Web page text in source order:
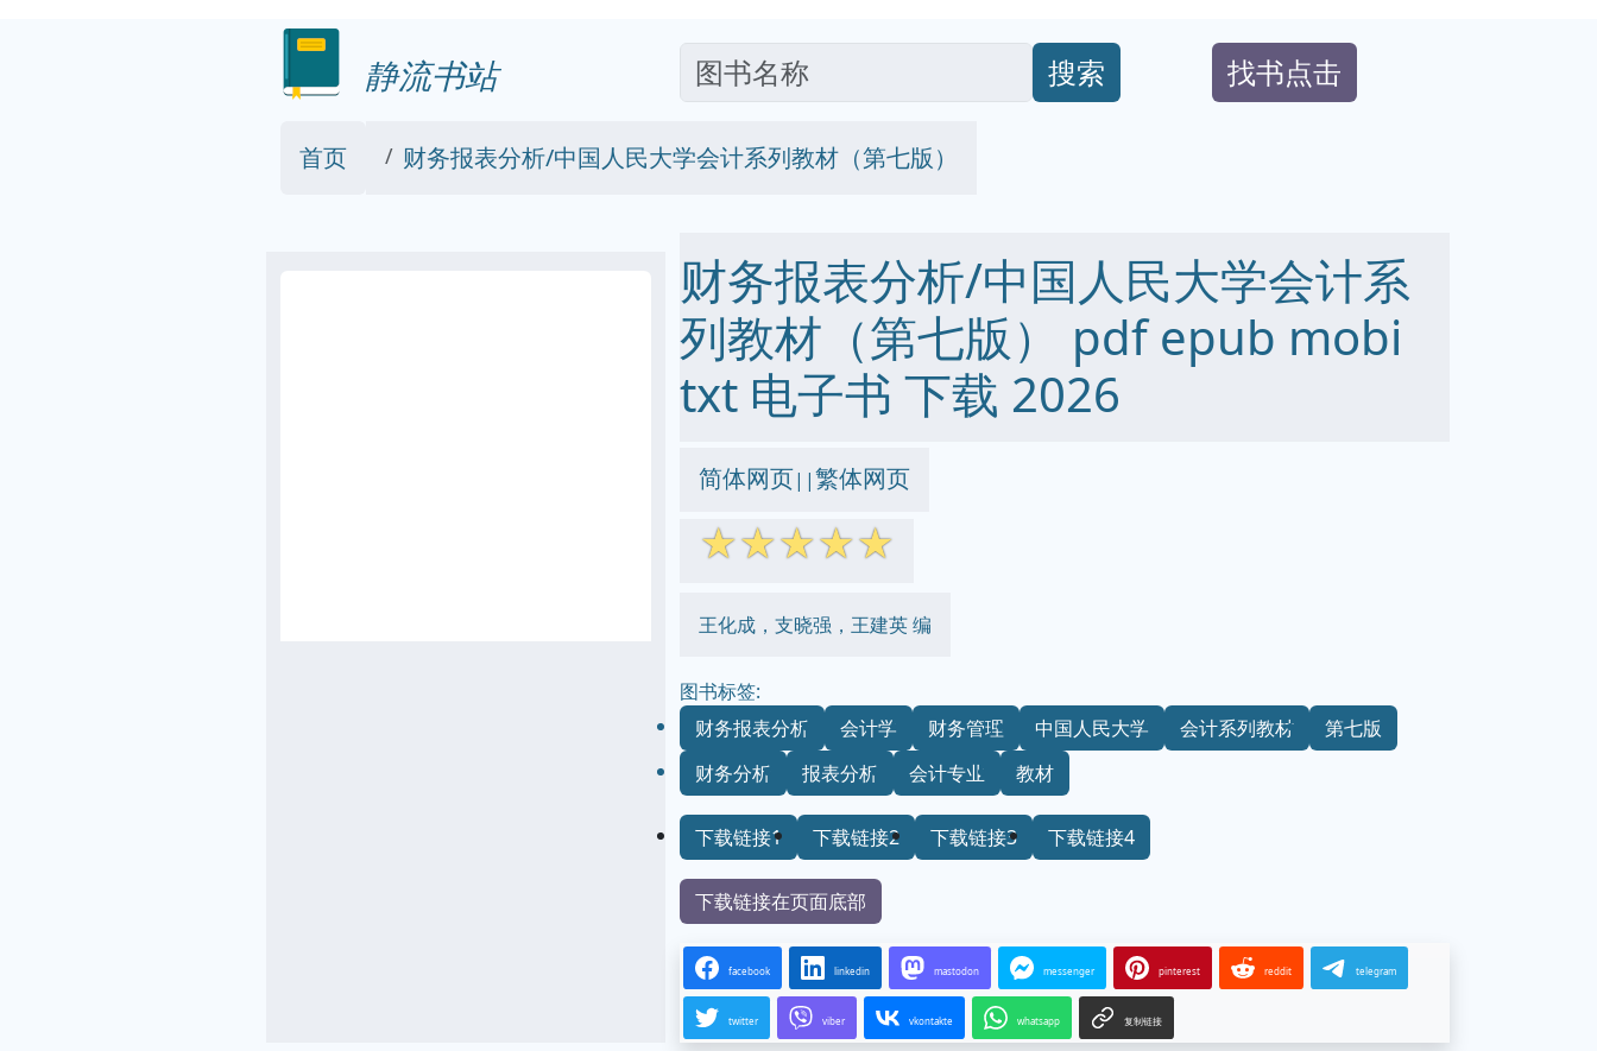
静流书站 搜索 找书点击
首页 财务报表分析/中国人民大学会计系列教材（第七版）
财务报表分析/中国人民大学会计系
列教材（第七版） pdf epub mobi
txt 电子书 下载 2026
简体网页||繁体网页
☆☆☆☆☆
王化成，支晓强，王建英 编
图书标签:
财务报表分析
会计学 财务管理 中国人民大学 会计系列教材
第七版
财务分析
报表分析 会计专业 教材
下载链接1 下载链接2 下载链接3 下载链接4
下载链接在页面底部
facebook linkedin mastodon messenger pinterest reddit telegram
twitter viber vkontakte whatsapp 复制链接